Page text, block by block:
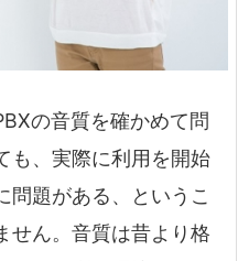
の音質を確かめて問
も、実際に利用を開始
問題がある、というこ
せん。音質は昔より格